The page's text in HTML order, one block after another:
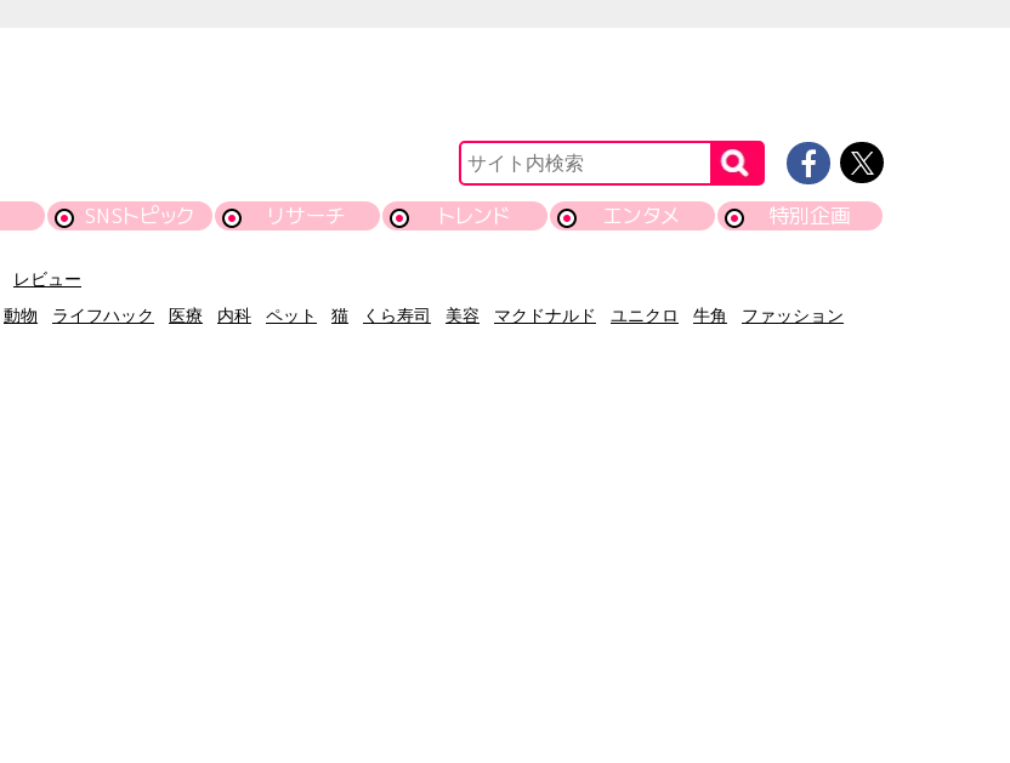
SNSトピック リサーチ トレンド エンタメ 特別企画
レビュー
動物 ライフハック 医療 内科 ペット 猫 くら寿司 美容 マクドナルド ユニクロ 牛角
ファッション